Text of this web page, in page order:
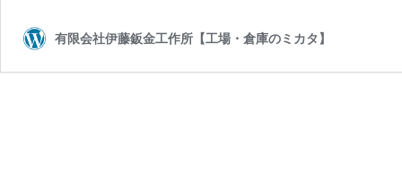
有限会社伊藤鈑金工作所【工場・倉庫のミカタ】